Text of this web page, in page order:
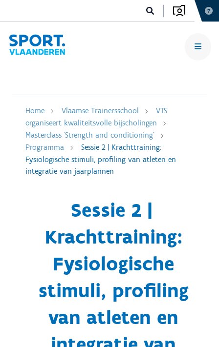
Home Vlaamse Trainersschool
VTS
organiseert kwaliteitsvolle bijscholingen
Masterclass 'Strength and conditioning'
Programma
Sessie 2 | Krachttraining:
Fysiologische stimuli, profiling van atleten en
integratie van jaarplannen
Sessie 2 |
Krachttraining:
Fysiologische
stimuli, profiling
van atleten en